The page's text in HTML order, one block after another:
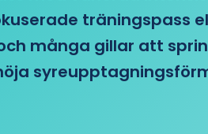
träningspass
många gillar att